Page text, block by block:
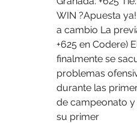
WIN ?Apuesta
a cambio La
+625 en Codere)
finalmente se
problemas
durante las
de campeonato
su primer